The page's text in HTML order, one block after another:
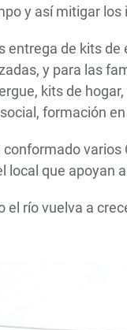
y así mitigar
entrega de kits
y para las
kits de
formación
local que apoyan
el río vuelva a